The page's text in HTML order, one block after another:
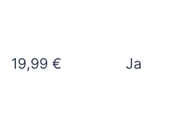
19,99 € Ja